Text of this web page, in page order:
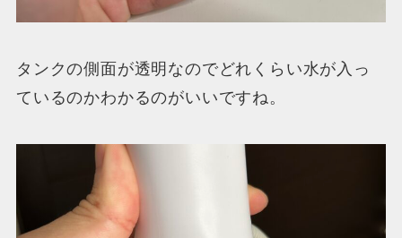
タンクの側面が透明なのでどれくらい水が入っ
ているのかわかるのがいいですね。